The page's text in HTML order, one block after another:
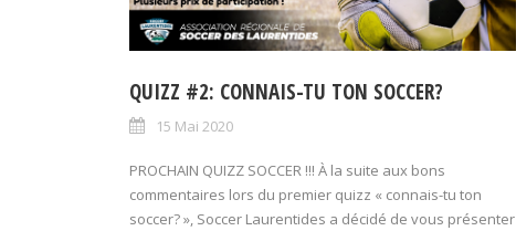
QUIZZ #2: CONNAIS-TU TON SOCCER?
15 Mai 2020
PROCHAIN QUIZZ SOCCER !!! À la suite aux bons
commentaires lors du premier quizz « connais-tu ton
soccer? », Soccer Laurentides a décidé de vous présenter